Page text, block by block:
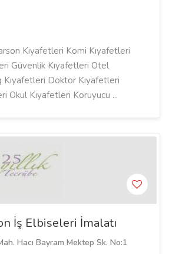
Kıyafetleri Komi Kıyafetleri
Güvenlik Kıyafetleri Otel
Kıyafetleri Doktor Kıyafetleri
Okul Kıyafetleri Koruyucu ...
İş Elbiseleri İmalatı
Hacı Bayram Mektep Sk. No:1